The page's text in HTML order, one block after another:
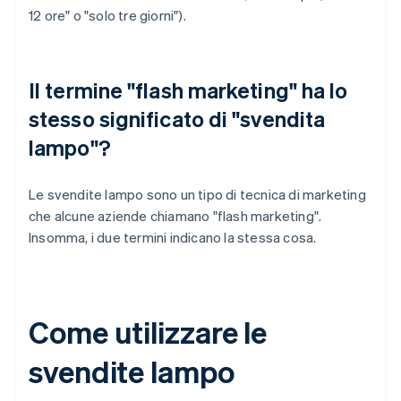
12 ore" o "solo tre giorni").
Il termine "flash marketing" ha lo
stesso significato di "svendita
lampo"?
Le svendite lampo sono un tipo di tecnica di marketing
che alcune aziende chiamano "flash marketing".
Insomma, i due termini indicano la stessa cosa.
Come utilizzare le
svendite lampo